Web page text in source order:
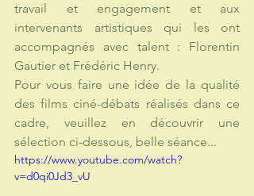
travail et engagement et aux
intervenants artistiques qui les ont
accompagnés avec talent : Florentin
Gautier et Frédéric Henry.
Pour vous faire une idée de la qualité
des films ciné-débats réalisés dans ce
cadre, veuillez en découvrir une
sélection ci-dessous, belle séance...
https://www.youtube.com/watch?
v=d0qi0Jd3_vU